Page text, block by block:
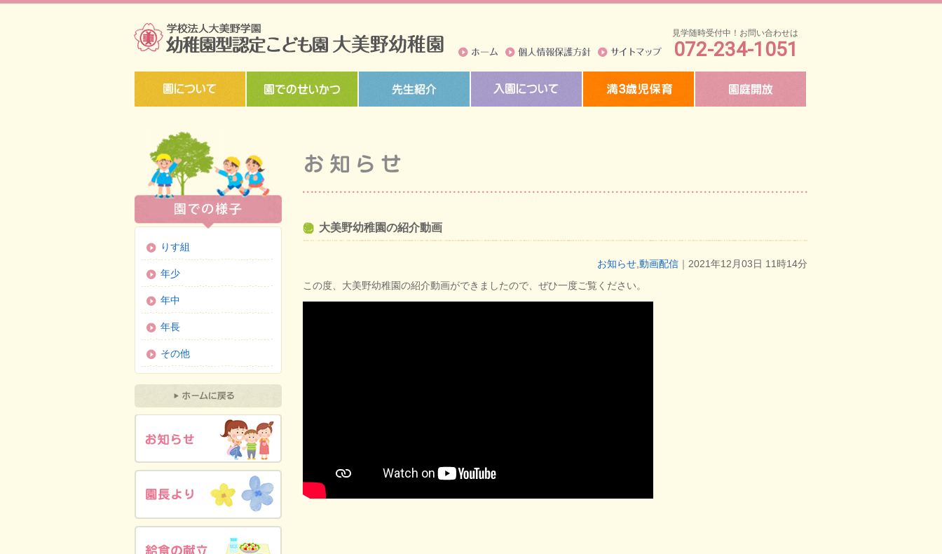
見学随時受付中！お問い合わせは
072-234-1051
大美野幼稚園の紹介動画
お知らせ,動画配信 ｜2021年12月03日 11時14分
この度、大美野幼稚園の紹介動画ができましたので、ぜひ一度ご覧ください。
りす組
年少
年中
年長
その他